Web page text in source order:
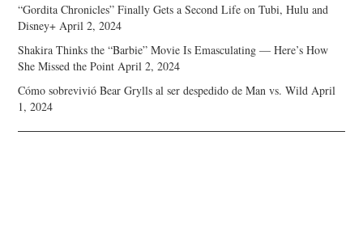
“Gordita Chronicles” Finally Gets a Second Life on Tubi, Hulu and
Disney+ April 2, 2024
Shakira Thinks the “Barbie” Movie Is Emasculating — Here’s How
She Missed the Point April 2, 2024
Cómo sobrevivió Bear Grylls al ser despedido de Man vs. Wild April
1, 2024